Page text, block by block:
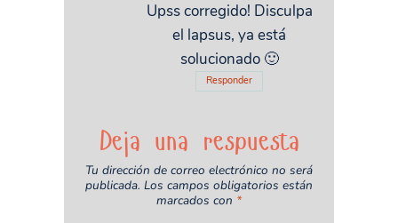
Upss corregido! Disculpa
el lapsus, ya está
solucionado 🙂
Responder
Deja una respuesta
Tu dirección de correo electrónico no será
publicada. Los campos obligatorios están
marcados con *